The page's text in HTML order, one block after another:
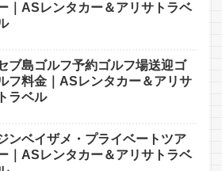
｜ASレンタカー＆アリサトラベ
ブ島ゴルフ予約ゴルフ場送迎ゴ
フ料金｜ASレンタカー＆アリサ
トラベル
ンベイザメ・プライベートツア
｜ASレンタカー＆アリサトラベ